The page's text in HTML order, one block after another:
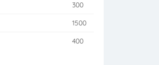
300
1500
400